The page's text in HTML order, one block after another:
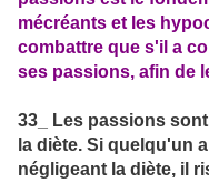
mécréants et les
combattre que s'il a
ses passions, afin de
33_ Les passions
la diète. Si quelqu'un
négligeant la diète, il